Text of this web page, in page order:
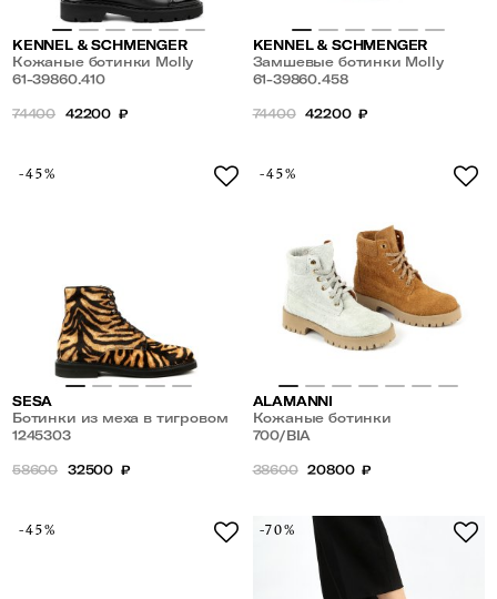
KENNEL & SCHMENGER
Кожаные ботинки Molly
61-39860.410
74400 42200 ₽
KENNEL & SCHMENGER
Замшевые ботинки Molly
61-39860.458
74400 42200 ₽
-45%
SESA
Ботинки из меха в тигровом
принте
1245303
58600 32500 ₽
-45%
ALAMANNI
Кожаные ботинки
700/BIA
38600 20800 ₽
-45% -70%